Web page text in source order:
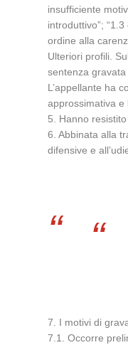
insufficiente
introduttivo”;
ordine alla
Ulteriori profili.
sentenza gravata
L’appellante ha
approssimativa e
5. Hanno
6. Abbinata alla
difensive e
7. I motivi di
7.1. Occorre